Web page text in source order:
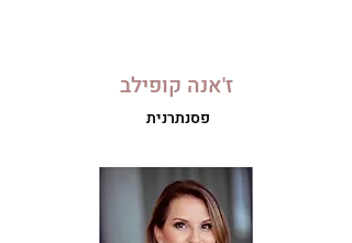
ז'אנה קופילב
פסנתרנית